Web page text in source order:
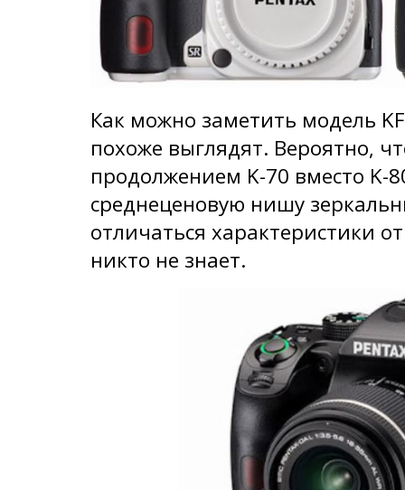
Как можно заметить модель
похоже выглядят. Вероятно,
продолжением K-70 вместо K-
среднеценовую нишу
отличаться характеристики
никто не знает.